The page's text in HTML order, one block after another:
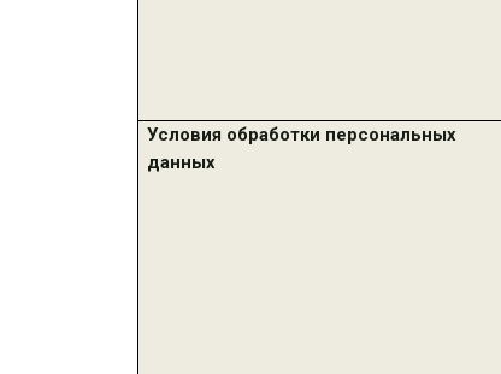
Условия обработки персональных
данных